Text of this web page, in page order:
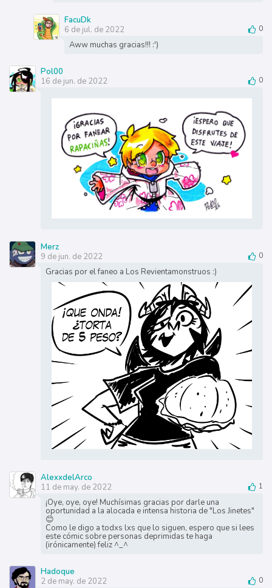
FacuDk
6 de jul. de 2022
0
Aww muchas gracias!!! :')
Pol00
16 de jun. de 2022
0
Merz
9 de jun. de 2022
0
Gracias por el faneo a Los Revientamonstruos :)
AlexxdelArco
11 de may. de 2022
1
¡Oye, oye, oye! Muchísimas gracias por darle una
oportunidad a la alocada e intensa historia de "Los Jinetes"
😊
Como le digo a todxs lxs que lo siguen, espero que si lees
este cómic sobre personas deprimidas te haga
(irónicamente) feliz ^_^
Hadoque
2 de may. de 2022
0